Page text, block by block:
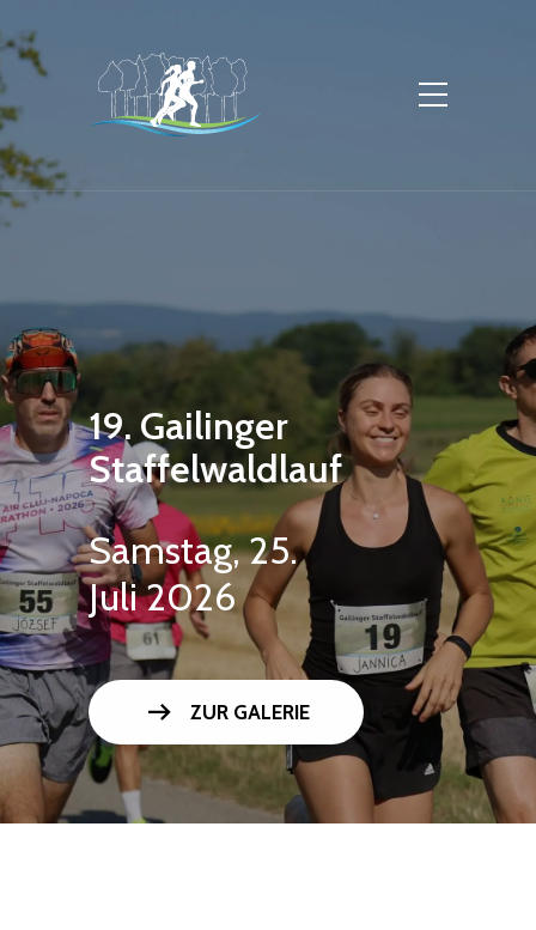
19. Gailinger
Staffelwaldlauf
Samstag, 25.
Juli 2026
arrow_right_alt ZUR GALERIE